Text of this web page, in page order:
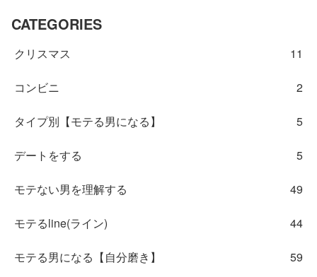
CATEGORIES
クリスマス 11
コンビニ 2
タイプ別【モテる男になる】 5
デートをする 5
モテない男を理解する 49
モテるline(ライン) 44
モテる男になる【自分磨き】 59